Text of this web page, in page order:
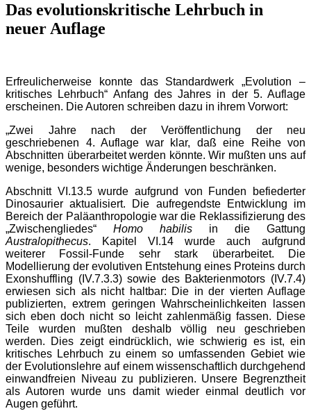
Das evolutionskritische Lehrbuch in
neuer Auflage
Erfreulicherweise konnte das Standardwerk „Evolution –
kritisches Lehrbuch“ Anfang des Jahres in der 5. Auflage
erscheinen. Die Autoren schreiben dazu in ihrem Vorwort:
„Zwei Jahre nach der Veröffentlichung der neu
geschriebenen 4. Auflage war klar, daß eine Reihe von
Abschnitten überarbeitet werden könnte. Wir mußten uns auf
wenige, besonders wichtige Änderungen beschränken.
Abschnitt VI.13.5 wurde aufgrund von Funden befiederter
Dinosaurier aktualisiert. Die aufregendste Entwicklung im
Bereich der Paläanthropologie war die Reklassifizierung des
„Zwischengliedes“ Homo habilis in die Gattung
Australopithecus. Kapitel VI.14 wurde auch aufgrund
weiterer Fossil-Funde sehr stark überarbeitet. Die
Modellierung der evolutiven Entstehung eines Proteins durch
Exonshuffling (IV.7.3.3) sowie des Bakterienmotors (IV.7.4)
erwiesen sich als nicht haltbar: Die in der vierten Auflage
publizierten, extrem geringen Wahrscheinlichkeiten lassen
sich eben doch nicht so leicht zahlenmäßig fassen. Diese
Teile wurden mußten deshalb völlig neu geschrieben
werden. Dies zeigt eindrücklich, wie schwierig es ist, ein
kritisches Lehrbuch zu einem so umfassenden Gebiet wie
der Evolutionslehre auf einem wissenschaftlich durchgehend
einwandfreien Niveau zu publizieren. Unsere Begrenztheit
als Autoren wurde uns damit wieder einmal deutlich vor
Augen geführt.